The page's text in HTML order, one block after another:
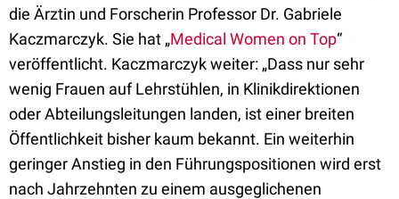
die Ärztin und Forscherin Professor Dr. Gabriele
Kaczmarczyk. Sie hat „Medical Women on Top“
veröffentlicht. Kaczmarczyk weiter: „Dass nur sehr
wenig Frauen auf Lehrstühlen, in Klinikdirektionen
oder Abteilungsleitungen landen, ist einer breiten
Öffentlichkeit bisher kaum bekannt. Ein weiterhin
geringer Anstieg in den Führungspositionen wird erst
nach Jahrzehnten zu einem ausgeglichenen